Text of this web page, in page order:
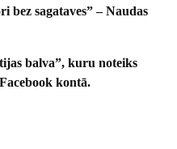
bez sagataves” – Naudas
balva”, kuru noteiks
kontā.